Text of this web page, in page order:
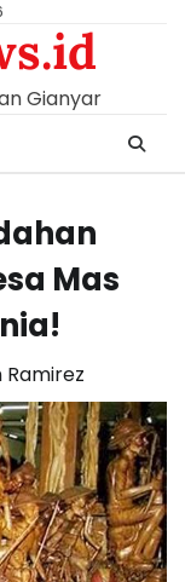
Gianyar
Mas
Ramirez